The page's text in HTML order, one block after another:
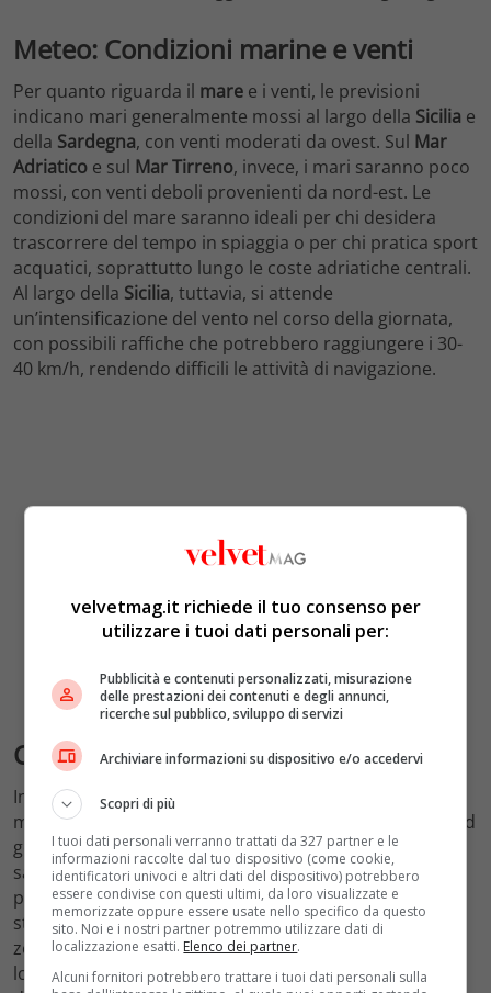
Meteo: Condizioni marine e venti
Per quanto riguarda il mare e i venti, le previsioni
indicano mari generalmente mossi al largo della Sicilia e
della Sardegna, con venti moderati da ovest. Sul Mar
Adriatico e sul Mar Tirreno, invece, i mari saranno poco
mossi, con venti deboli provenienti da nord-est. Le
condizioni del mare saranno ideali per chi desidera
trascorrere del tempo in spiaggia o per chi pratica sport
acquatici, soprattutto lungo le coste adriatiche centrali.
Al largo della Sicilia, tuttavia, si attende
un’intensificazione del vento nel corso della giornata,
con possibili raffiche che potrebbero raggiungere i 30-
40 km/h, rendendo difficili le attività di navigazione.
Conclusione
In sintesi, il 10 settembre 2024 sarà una giornata
meteorologicamente variabile per l’Italia. Mentre il Nord
godrà di un clima stabile e soleggiato, il Centro e il Sud
saranno interessati da nubi e temporali, con una
particolare attenzione alle regioni meridionali, dove è
stato emesso un allerta meteo. Chiunque si trovi nelle
zone a rischio è invitato a seguire gli aggiornamenti
locali e a prendere le dovuteprecauzioniper evitare
velvetmag.it richiede il tuo consenso per
utilizzare i tuoi dati personali per:
Pubblicità e contenuti personalizzati, misurazione
delle prestazioni dei contenuti e degli annunci,
ricerche sul pubblico, sviluppo di servizi
Archiviare informazioni su dispositivo e/o accedervi
Scopri di più
I tuoi dati personali verranno trattati da 327 partner e le
informazioni raccolte dal tuo dispositivo (come cookie,
identificatori univoci e altri dati del dispositivo) potrebbero
essere condivise con questi ultimi, da loro visualizzate e
memorizzate oppure essere usate nello specifico da questo
sito. Noi e i nostri partner potremmo utilizzare dati di
localizzazione esatti. Elenco dei partner.
Alcuni fornitori potrebbero trattare i tuoi dati personali sulla